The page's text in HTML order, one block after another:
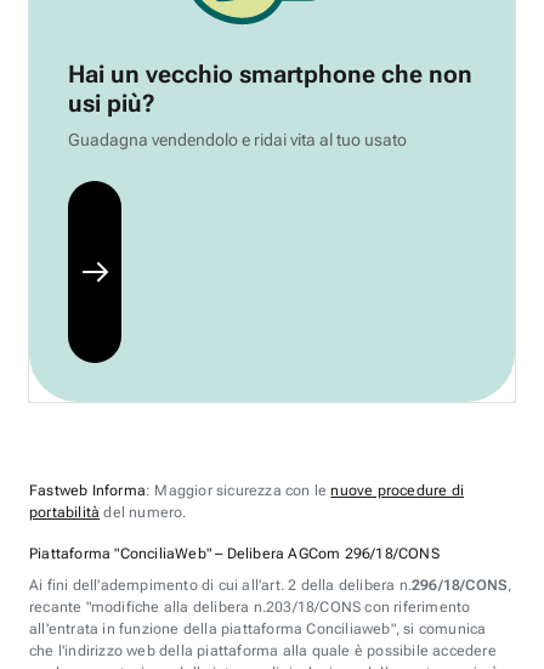
Hai un vecchio smartphone che non
usi più?
Guadagna vendendolo e ridai vita al tuo usato
Fastweb Informa: Maggior sicurezza con lenuove procedure di
portabilità del numero.
Piattaforma "ConciliaWeb" – Delibera AGCom 296/18/CONS
Ai fini dell'adempimento di cui all'art. 2 della delibera n.296/18/CONS,
recante "modifiche alla delibera n.203/18/CONS con riferimento
all'entrata in funzione della piattaforma Conciliaweb", si comunica
che l'indirizzo web della piattaforma alla quale è possibile accedere